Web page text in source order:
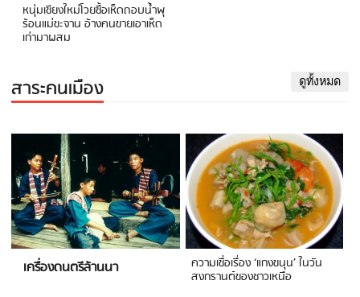
หนุ่มเชียงใหม่โวยซื้อเห็ดถอบน้ำพุ
ร้อนแม่ขะจาน อ้างคนขายเอาเห็ด
เก่ามาผสม
สาระคนเมือง ดูทั้งหมด
เครื่องดนตรีล้านนา ความเชื่อเรื่อง ‘แกงขนุน’ ในวัน
สงกรานต์ของชาวเหนือ